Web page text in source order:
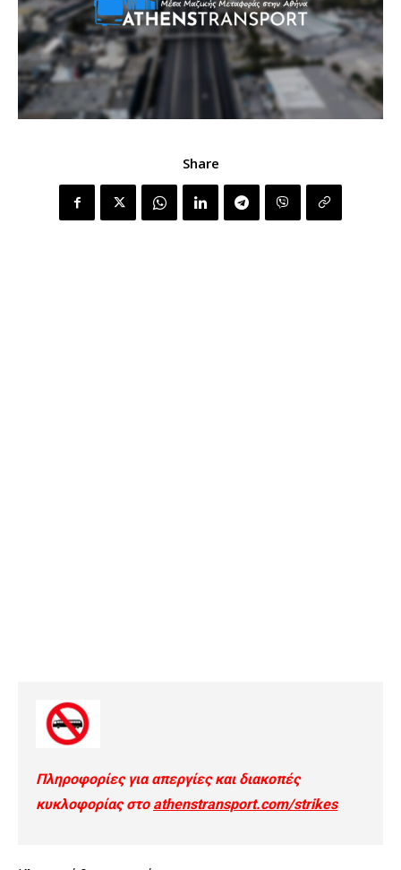
Share
Πληροφορίες για απεργίες και διακοπές
κυκλοφορίας στο athenstransport.com/strikes